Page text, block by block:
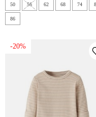
50 56 62 68 74
86
-20%